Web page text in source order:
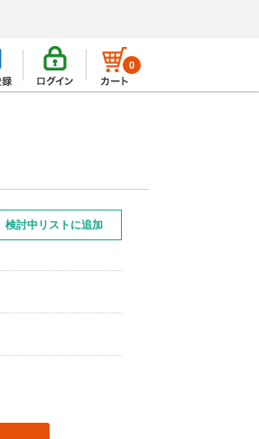
0
検討中リストに追加